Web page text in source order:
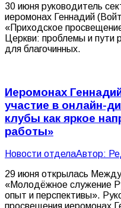
30 июня руководитель
иеромонах Геннадий
«Приходское
Церкви: проблемы и пути
для благочинных.
Иеромонах
участие в онлайн-
клубы как яркое
работы»
Новости отделаАвтор:
29 июня открылась
«Молодёжное служение
опыт и перспективы».